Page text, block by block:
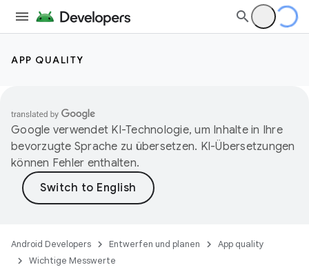
APP QUALITY
Google verwendet KI-Technologie, um Inhalte in Ihre
bevorzugte Sprache zu übersetzen. KI-Übersetzungen
können Fehler enthalten.
Android Developers Entwerfen und planen
App quality
Wichtige Messwerte